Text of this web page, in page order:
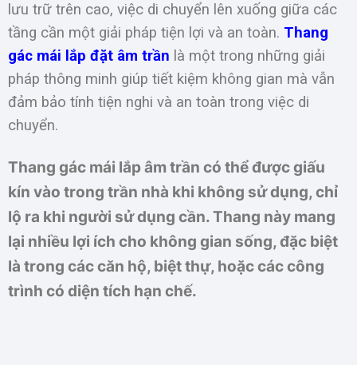
lưu trữ trên cao, việc di chuyển lên xuống giữa các
tầng cần một giải pháp tiện lợi và an toàn. Thang
gác mái lắp đặt âm trần là một trong những giải
pháp thông minh giúp tiết kiệm không gian mà vẫn
đảm bảo tính tiện nghi và an toàn trong việc di
chuyển.
Thang gác mái lắp âm trần có thể được giấu
kín vào trong trần nhà khi không sử dụng, chỉ
lộ ra khi người sử dụng cần. Thang này mang
lại nhiều lợi ích cho không gian sống, đặc biệt
là trong các căn hộ, biệt thự, hoặc các công
trình có diện tích hạn chế.